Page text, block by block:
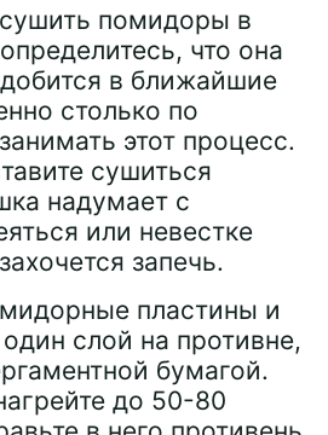
помидоры в
что она
в ближайшие
столько по
этот процесс.
сушиться
надумает с
или невестке
запечь.
пластины и
слой на противне,
бумагой.
до 50-80